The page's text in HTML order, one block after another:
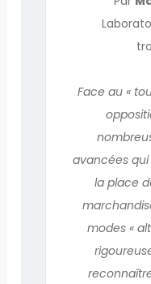
Face au «
avancées
la place
modes «